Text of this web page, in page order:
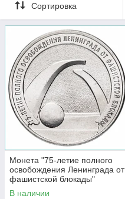
Сортировка
Монета "75-летие полного
освобождения Ленинграда от
фашистской блокады"
(Россия)
В наличии